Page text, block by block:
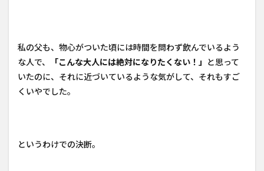
私の父も、物心がついた頃には時間を問わず飲んでいるよう
な人で、
「こんな大人には絶対になりたくない！」 と思って
いたのに、それに近づいているような気がして、それもすご
くいやでした。
というわけでの決断。